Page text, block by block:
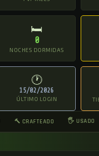
🛏
0
NOCHES DORMIDAS
🕐
15/02/2026
ÚLTIMO LOGIN
🔨 CRAFTEADO 🖐 USADO